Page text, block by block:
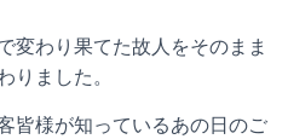
変わり果てた故人をそのまま
りました。
皆様が知っているあの日のご